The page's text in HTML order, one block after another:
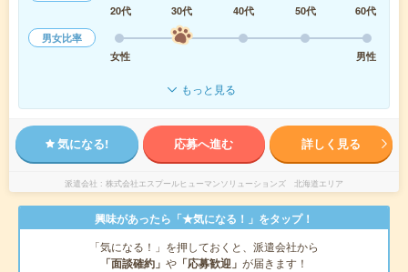
20代
30代 40代 50代
60代
男女比率
女性
男性
もっと見る
気になる! 応募へ進む 詳しく見る
派遣会社 株式会社エスプールヒューマンソリューションズ 北海道エリア
興味があったら「★気になる！」をタップ！
「気になる！」を押しておくと、派遣会社から
「面談確約」 や 「応募歓迎」 が届きます！